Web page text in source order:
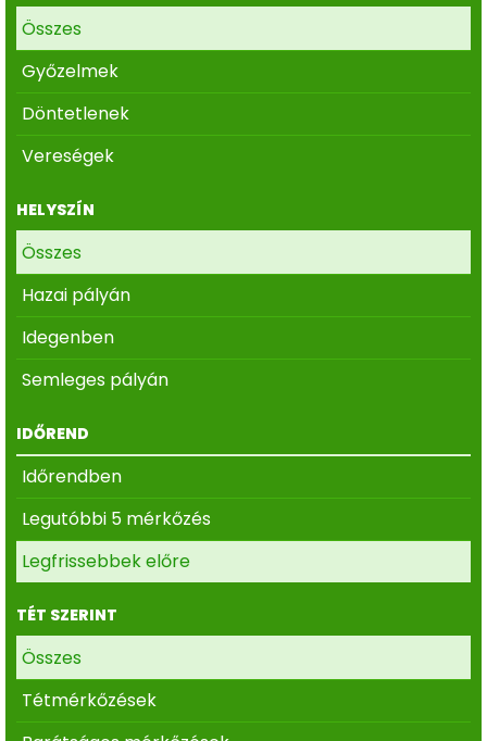
Összes
Győzelmek
Döntetlenek
Vereségek
HELYSZÍN
Összes
Hazai pályán
Idegenben
Semleges pályán
IDŐREND
Időrendben
Legutóbbi 5 mérkőzés
Legfrissebbek előre
TÉT SZERINT
Összes
Tétmérkőzések